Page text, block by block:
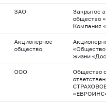
ЗАО
Закрытое
общество
Компания
Акционерное
общество
«Общество
жизни
ООО
Общество